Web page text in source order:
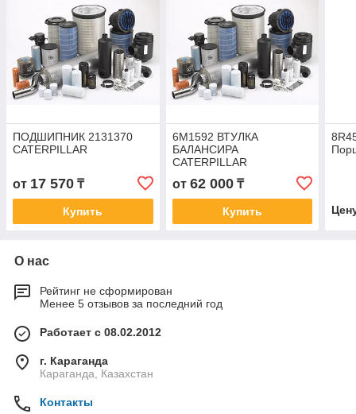
ПОДШИПНИК 2131370
CATERPILLAR
от 17 570 ₸
Купить
6М1592 ВТУЛКА
БАЛАНСИРА
CATERPILLAR
от 62 000₸
Купить
О нас
Рейтинг не сформирован
Менее 5 отзывов за последний год
Работает с 08.02.2012
г. Караганда
Караганда, Казахстан
Контакты